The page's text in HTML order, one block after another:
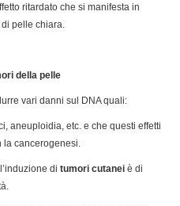
ritardato che si manifesta in
pelle chiara.
della pelle
vari danni sul DNA quali:
aneuploidia, etc. e che questi effetti
la cancerogenesi.
di tumori cutanei è di